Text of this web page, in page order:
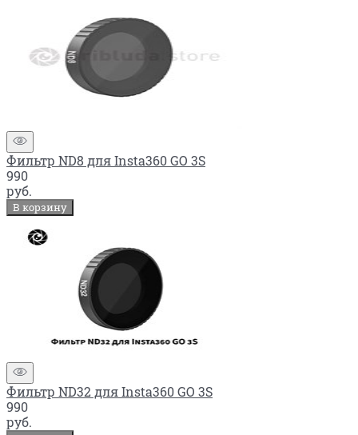
Фильтр ND8 для Insta360 GO 3S
990
руб.
В корзину
Фильтр ND32 для Insta360 GO 3S
990
руб.